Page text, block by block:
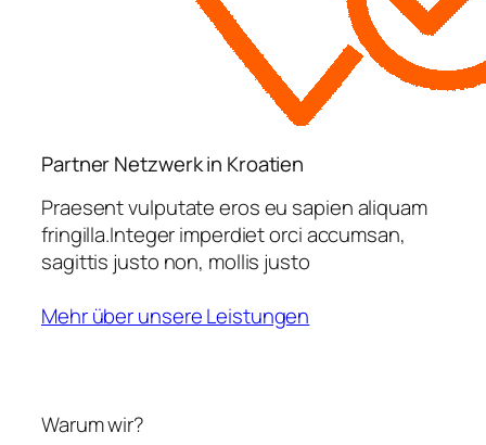
Partner Netzwerk in Kroatien
Praesent vulputate eros eu sapien aliquam
fringilla.Integer imperdiet orci accumsan,
sagittis justo non, mollis justo
Mehr über unsere Leistungen
Warum wir?